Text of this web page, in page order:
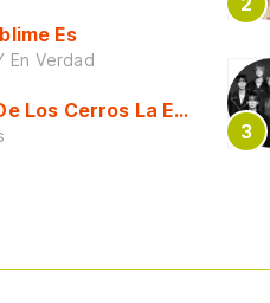
Es
En Verdad
Los Cerros La Escuela)